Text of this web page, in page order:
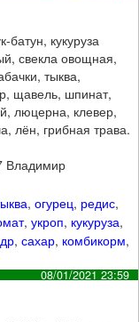
кукуруза
свекла овощная,
тыква,
щавель, шпинат,
люцерна, клевер,
лён, грибная трава.
Владимир
,огурец, редис,
,укроп, кукуруза,
,сахар, комбикорм,
08/01/2021 23:59